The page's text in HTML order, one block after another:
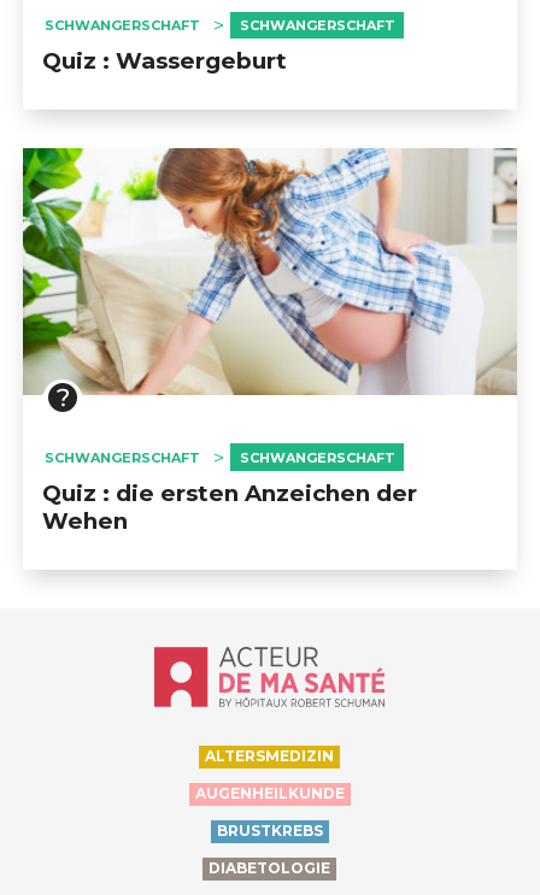
SCHWANGERSCHAFT SCHWANGERSCHAFT
Quiz : Wassergeburt
SCHWANGERSCHAFT SCHWANGERSCHAFT
Quiz : die ersten Anzeichen der
Wehen
Accueil - Acteur de ma santé, by
ALTERSMEDIZIN
AUGENHEILKUNDE
BRUSTKREBS
DIABETOLOGIE